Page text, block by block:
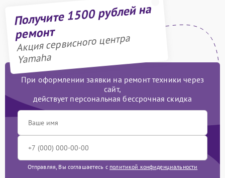
Получите 1500 рублей на
ремонт
Акция сервисного центра
Yamaha
При оформлении заявки на ремонт техники через
сайт,
действует персональная бессрочная скидка
Отправляя, Вы соглашаетесь с политикой конфиденциальности